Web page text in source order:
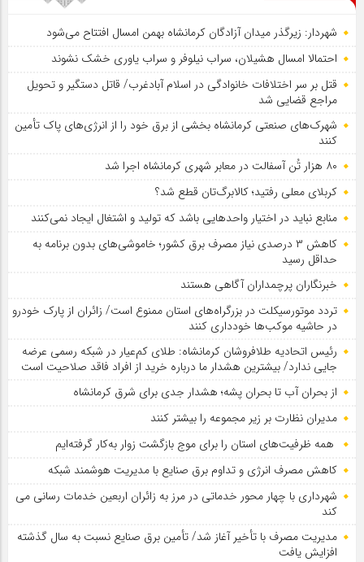
شهردار: زیرگذر میدان آزادگان کرمانشاه بهمن امسال افتتاح می‌شود
احتمالا امسال هشیلان، سراب نیلوفر و سراب یاوری خشک نشوند
قتل بر سر اختلافات خانوادگی در اسلام آبادغرب/ قاتل دستگیر و تحویل
مراجع قضایی شد
شهرک‌های صنعتی کرمانشاه بخشی از برق خود را از انرژی‌های پاک تأمین
کنند
۸۰ هزار تُن آسفالت در معابر شهری کرمانشاه اجرا شد
کربلای معلی رفتید؛ کالابرگ‌تان قطع شد؟
منابع نباید در اختیار واحدهایی باشد که تولید و اشتغال ایجاد نمی‌کنند
کاهش ۳ درصدی نیاز مصرف برق کشور؛ خاموشی‌های بدون برنامه به
حداقل رسید
خبرنگاران پرچمداران آگاهی هستند
تردد موتورسیکلت در بزرگراه‌های استان ممنوع است/ زائران از پارک خودرو
در حاشیه موکب‌ها خودداری کنند
رئیس اتحادیه طلافروشان کرمانشاه: طلای کم‌عیار در شبکه رسمی عرضه
جایی ندارد/ بیشترین هشدار ما درباره خرید از افراد فاقد صلاحیت است
از بحران آب تا بحران پشه؛ هشدار جدی برای شرق کرمانشاه
مدیران نظارت بر زیر مجموعه را بیشتر کنند
همه ظرفیت‌های استان را برای موج بازگشت زوار به‌کار گرفته‌ایم
کاهش مصرف انرژی و تداوم برق صنایع با مدیریت هوشمند شبکه
شهرداری با چهار محور خدماتی در مرز به زائران اربعین خدمات رسانی می
کند
مدیریت مصرف با تأخیر آغاز شد/ تأمین برق صنایع نسبت به سال گذشته
افزایش یافت